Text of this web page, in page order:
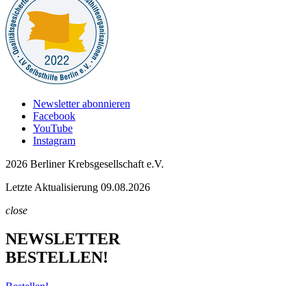
Newsletter abonnieren
Facebook
YouTube
Instagram
2026 Berliner Krebsgesellschaft e.V.
Letzte Aktualisierung 09.08.2026
close
NEWSLETTER
BESTELLEN!